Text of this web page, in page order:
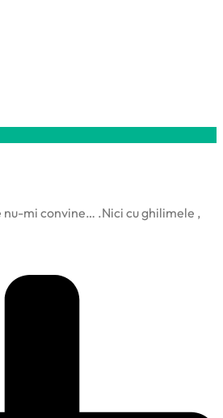
nu-mi convine… .Nici cu ghilimele ,